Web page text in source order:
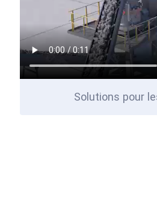
Solutions pour